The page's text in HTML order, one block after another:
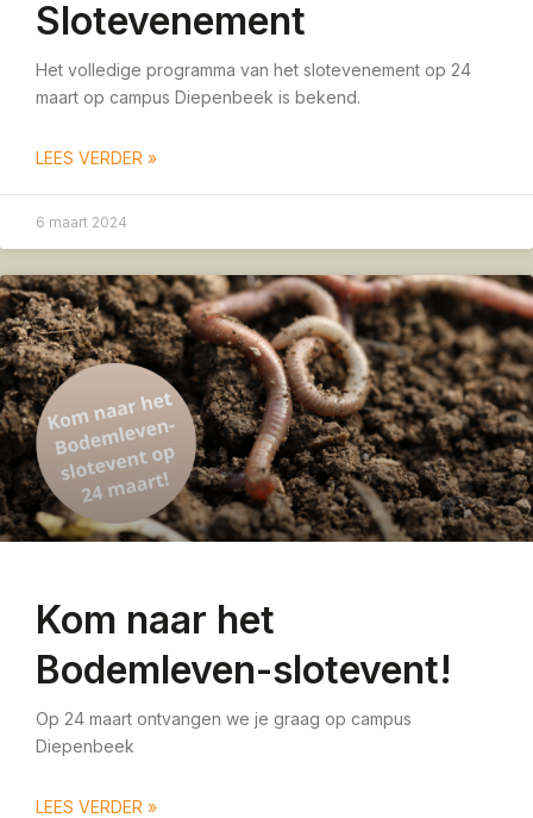
Slotevenement
Het volledige programma van het slotevenement op 24
maart op campus Diepenbeek is bekend.
LEES VERDER »
6 maart 2024
Kom naar het
Bodemleven-slotevent!
Op 24 maart ontvangen we je graag op campus
Diepenbeek
LEES VERDER »